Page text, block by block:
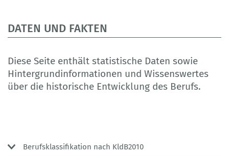
DATEN UND FAKTEN
Diese Seite enthält statistische Daten sowie
Hintergrundinformationen und Wissenswertes
über die historische Entwicklung des Berufs.
Berufsklassifikation nach KldB2010